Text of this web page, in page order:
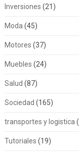
Inversiones (21)
Moda (45)
Motores (37)
Muebles (24)
Salud (87)
Sociedad (165)
transportes y logistica
Tutoriales (19)